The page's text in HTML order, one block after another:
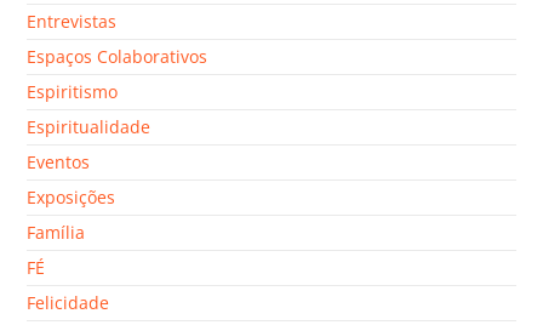
Entrevistas
Espaços Colaborativos
Espiritismo
Espiritualidade
Eventos
Exposições
Família
FÉ
Felicidade